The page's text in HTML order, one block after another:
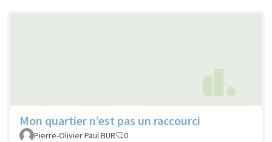
Mon quartier n’est pas un raccourci
Pierre-Olivier Paul BUR 0